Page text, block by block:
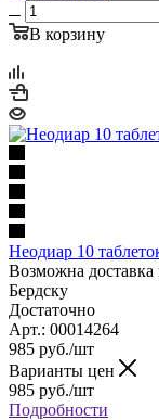
В корзину
Неодиар 10
Возможна
Бердску
Достаточно
Арт.: 00014264
985 руб./шт
Варианты цен
985 руб./шт
Подробности